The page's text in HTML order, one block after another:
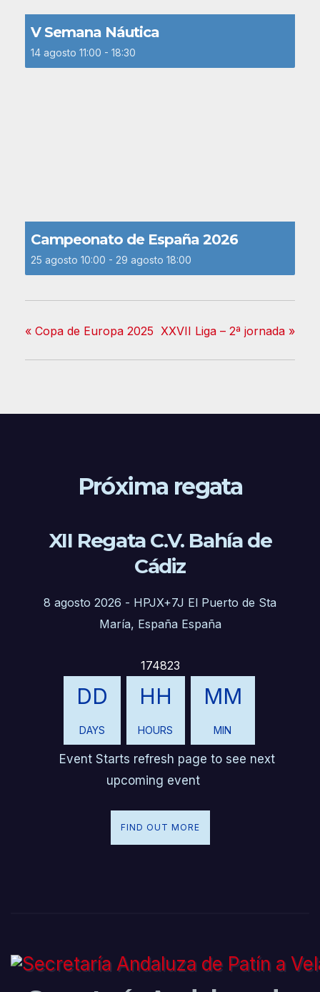
V Semana Náutica
14 agosto 11:00 - 18:30
Campeonato de España 2026
25 agosto 10:00 - 29 agosto 18:00
« Copa de Europa 2025 XXVII Liga – 2ª jornada »
Próxima regata
XII Regata C.V. Bahía de
Cádiz
8 agosto 2026 - HPJX+7J El Puerto de Sta
María, España España
174823
DD
DAYS
HH
HOURS
MM
MIN
Event Starts refresh page to see next
upcoming event
FIND OUT MORE